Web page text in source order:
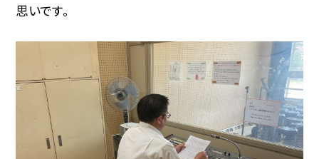
思いです。